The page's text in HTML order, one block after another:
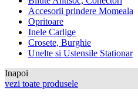
Accesorii prindere Momeala
Opritoare
Inele Carlige
Crosete, Burghie
Unelte si Ustensile Stationar
Inapoi
vezi toate produsele